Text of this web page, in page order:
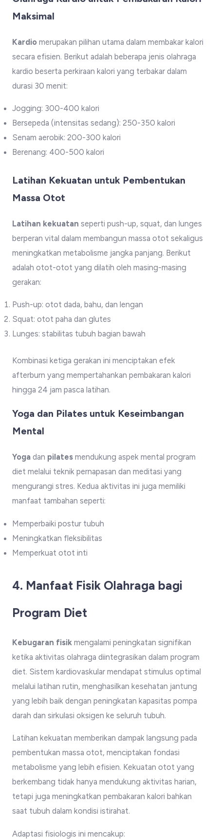
Maksimal
Kardio merupakan pilihan utama dalam membakar kalori
secara efisien. Berikut adalah beberapa jenis olahraga
kardio beserta perkiraan kalori yang terbakar dalam
durasi 30 menit:
Jogging: 300-400 kalori
Bersepeda (intensitas sedang): 250-350 kalori
Senam aerobik: 200-300 kalori
Berenang: 400-500 kalori
Latihan Kekuatan untuk Pembentukan
Massa Otot
Latihan kekuatan seperti push-up, squat, dan lunges
berperan vital dalam membangun massa otot sekaligus
meningkatkan metabolisme jangka panjang. Berikut
adalah otot-otot yang dilatih oleh masing-masing
gerakan:
Push-up: otot dada, bahu, dan lengan
Squat: otot paha dan glutes
Lunges: stabilitas tubuh bagian bawah
Kombinasi ketiga gerakan ini menciptakan efek
afterburn yang mempertahankan pembakaran kalori
hingga 24 jam pasca latihan.
Yoga dan Pilates untuk Keseimbangan
Mental
Yoga dan pilates mendukung aspek mental program
diet melalui teknik pernapasan dan meditasi yang
mengurangi stres. Kedua aktivitas ini juga memiliki
manfaat tambahan seperti:
Memperbaiki postur tubuh
Meningkatkan fleksibilitas
Memperkuat otot inti
4. Manfaat Fisik Olahraga bagi
Program Diet
Kebugaran fisik mengalami peningkatan signifikan
ketika aktivitas olahraga diintegrasikan dalam program
diet. Sistem kardiovaskular mendapat stimulus optimal
melalui latihan rutin, menghasilkan kesehatan jantung
yang lebih baik dengan peningkatan kapasitas pompa
darah dan sirkulasi oksigen ke seluruh tubuh.
Latihan kekuatan memberikan dampak langsung pada
pembentukan massa otot, menciptakan fondasi
metabolisme yang lebih efisien. Kekuatan otot yang
berkembang tidak hanya mendukung aktivitas harian,
tetapi juga meningkatkan pembakaran kalori bahkan
saat tubuh dalam kondisi istirahat.
Adaptasi fisiologis ini mencakup: